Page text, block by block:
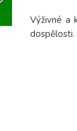
Výživné a
dospělosti.